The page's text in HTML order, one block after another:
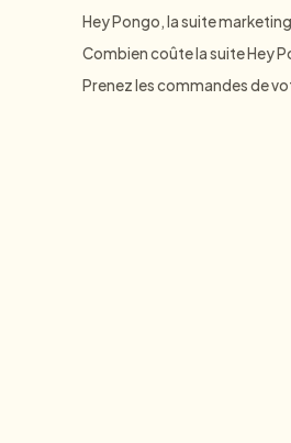
Hey Pongo, la suite
Combien coûte la suite Hey
Prenez les commandes de